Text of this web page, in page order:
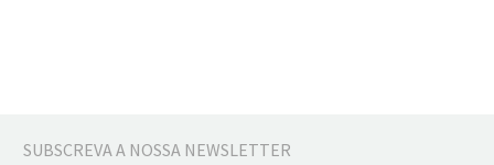
SUBSCREVA A NOSSA NEWSLETTER